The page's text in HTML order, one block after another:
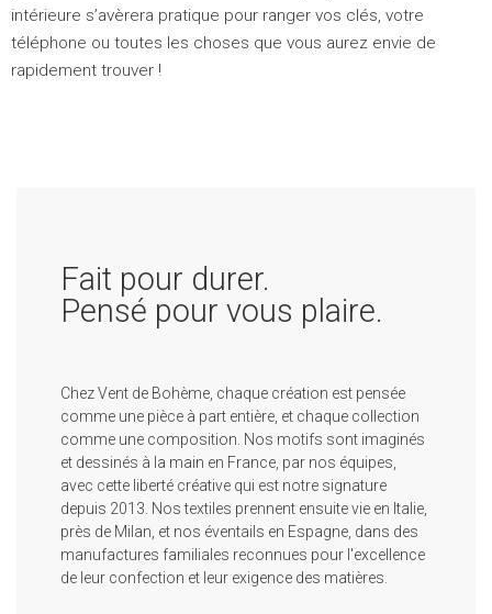
intérieure s’avèrera pratique pour ranger vos clés, votre
téléphone ou toutes les choses que vous aurez envie de
rapidement trouver !
Fait pour durer.
Pensé pour vous plaire.
Chez Vent de Bohème, chaque création est pensée
comme une pièce à part entière, et chaque collection
comme une composition. Nos motifs sont imaginés
et dessinés à la main en France, par nos équipes,
avec cette liberté créative qui est notre signature
depuis 2013. Nos textiles prennent ensuite vie en Italie,
près de Milan, et nos éventails en Espagne, dans des
manufactures familiales reconnues pour l'excellence
de leur confection et leur exigence des matières.